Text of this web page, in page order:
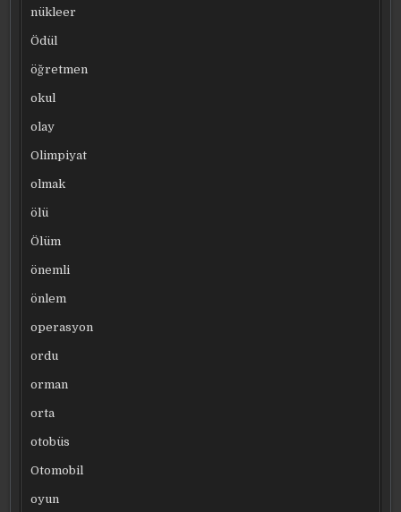
nükleer
Ödül
öğretmen
okul
olay
Olimpiyat
olmak
ölü
Ölüm
önemli
önlem
operasyon
ordu
orman
orta
otobüs
Otomobil
oyun